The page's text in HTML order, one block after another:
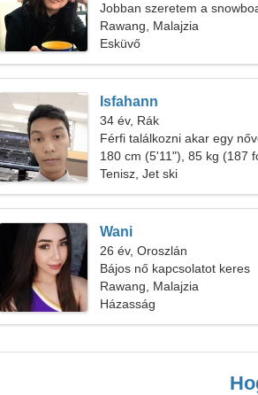
Jobban szeretem a
meditációt
Rawang, Malajzia
Esküvő
Isfahann
34 év, Rák
Férfi találkozni akar egy
180 cm (5'11"), 85 kg (187
Tenisz, Jet ski
Wani
26 év, Oroszlán
Bájos nő kapcsolatot keres
Rawang, Malajzia
Házasság